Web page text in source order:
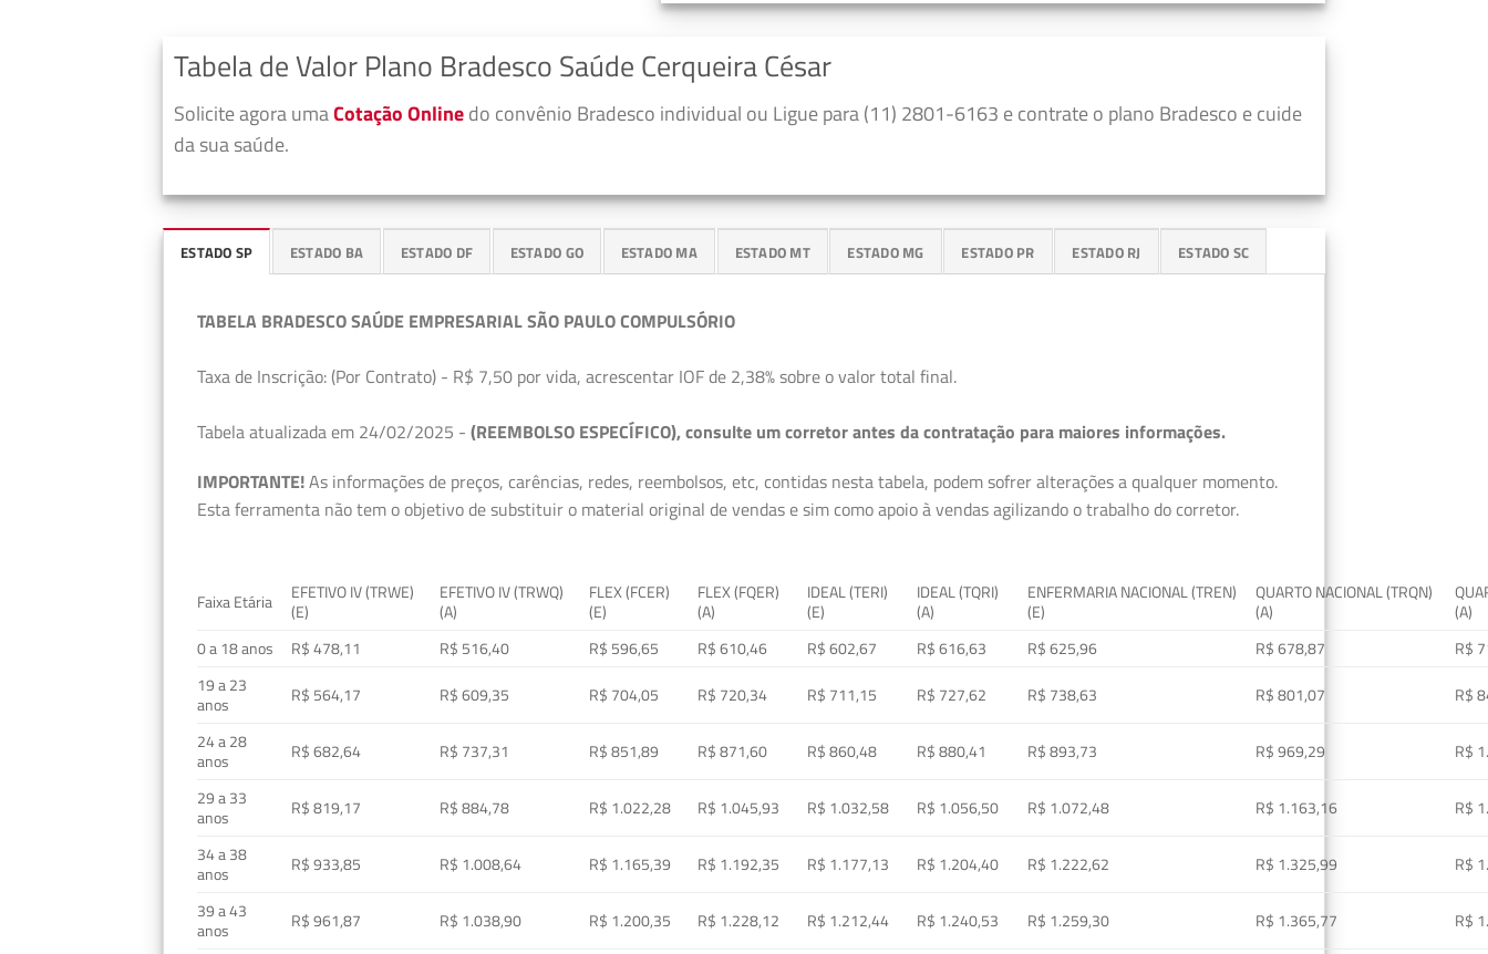
Tabela de Valor Plano Bradesco Saúde Cerqueira César
Solicite agora umaCotação Onlinedo convênio Bradesco individual ou Ligue para (11) 2801-6163 e contrate o plano Bradesco e cuide
da sua saúde.
ESTADO SP ESTADO BA ESTADO DF ESTADO GO ESTADO MA ESTADO MT ESTADO MG ESTADO PR ESTADO RJ ESTADO SC
TABELA BRADESCO SAÚDE EMPRESARIAL SÃO PAULO COMPULSÓRIO
Taxa de Inscrição: (Por Contrato) - R$ 7,50 por vida, acrescentar IOF de 2,38% sobre o valor total final.
Tabela atualizada em 24/02/2025 - (REEMBOLSO ESPECÍFICO), consulte um corretor antes da contratação para maiores informações.
IMPORTANTE!As informações de preços, carências, redes, reembolsos, etc, contidas nesta tabela, podem sofrer alterações a qualquer momento.
Esta ferramenta não tem o objetivo de substituir o material original de vendas e sim como apoio à vendas agilizando o trabalho do corretor.
Faixa Etária
EFETIVO IV (TRWE)
(E)
EFETIVO IV (TRWQ)
(A)
FLEX (FCER)
(E)
FLEX (FQER)
(A)
IDEAL (TERI)
(E)
IDEAL (TQRI)
(A)
ENFERMARIA NACIONAL (TREN)
(E)
QUARTO NACIONAL (TRQN)
(A)
(A)
0 a 18 anos
R$ 478,11 R$ 516,40 R$ 596,65 R$ 610,46 R$ 602,67 R$ 616,63 R$ 625,96 R$ 678,87
R$
19 a 23
anos
R$ 564,17 R$ 609,35 R$ 704,05 R$ 720,34 R$ 711,15 R$ 727,62 R$ 738,63 R$ 801,07
R$
24 a 28
anos
R$ 682,64 R$ 737,31 R$ 851,89 R$ 871,60 R$ 860,48 R$ 880,41 R$ 893,73 R$ 969,29
R$
29 a 33
anos
R$ 819,17 R$ 884,78 R$ 1.022,28 R$ 1.045,93 R$ 1.032,58 R$ 1.056,50 R$ 1.072,48 R$ 1.163,16
R$
34 a 38
anos
R$ 933,85 R$ 1.008,64 R$ 1.165,39 R$ 1.192,35 R$ 1.177,13 R$ 1.204,40 R$ 1.222,62 R$ 1.325,99
R$
39 a 43
anos
R$ 961,87 R$ 1.038,90 R$ 1.200,35 R$ 1.228,12 R$ 1.212,44 R$ 1.240,53 R$ 1.259,30 R$ 1.365,77
R$